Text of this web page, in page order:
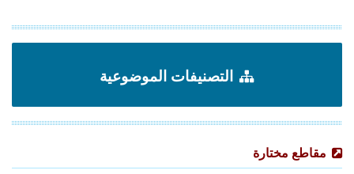
التصنيفات الموضوعية
مقاطع مختارة